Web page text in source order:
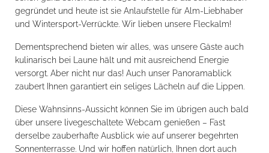
gegründet und heute ist sie Anlaufstelle für Alm-Liebhaber
und Wintersport-Verrückte. Wir lieben unsere Fleckalm!
Dementsprechend bieten wir alles, was unsere Gäste auch
kulinarisch bei Laune hält und mit ausreichend Energie
versorgt. Aber nicht nur das! Auch unser Panoramablick
zaubert Ihnen garantiert ein seliges Lächeln auf die Lippen.
Diese Wahnsinns-Aussicht können Sie im übrigen auch bald
über unsere livegeschaltete Webcam genießen – Fast
derselbe zauberhafte Ausblick wie auf unserer begehrten
Sonnenterrasse. Und wir hoffen natürlich, Ihnen dort auch